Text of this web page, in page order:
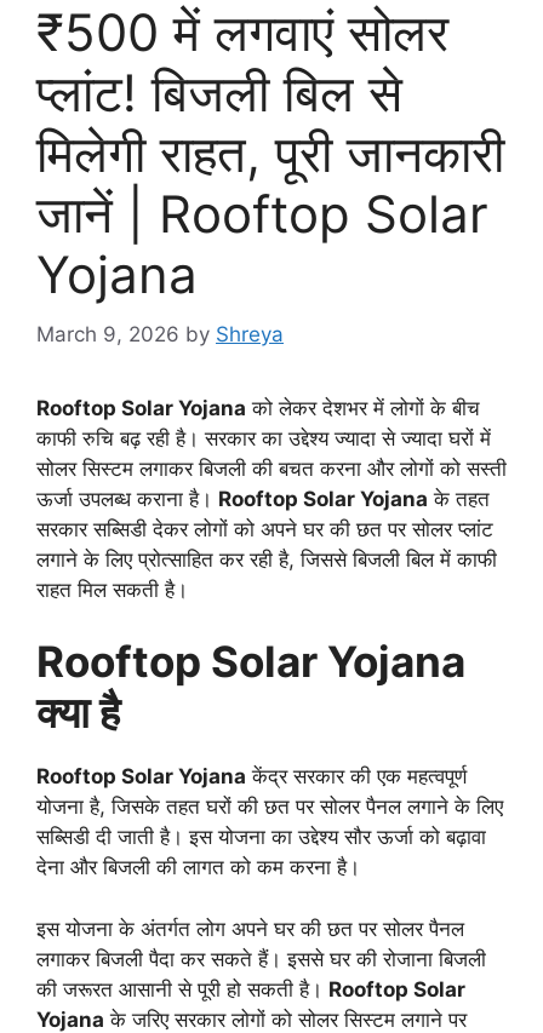
₹500 में लगवाएं सोलर
प्लांट! बिजली बिल से
मिलेगी राहत, पूरी जानकारी
जानें | Rooftop Solar
Yojana
March 9, 2026 by Shreya
Rooftop Solar Yojana को लेकर देशभर में लोगों के बीच
काफी रुचि बढ़ रही है। सरकार का उद्देश्य ज्यादा से ज्यादा घरों में
सोलर सिस्टम लगाकर बिजली की बचत करना और लोगों को सस्ती
ऊर्जा उपलब्ध कराना है। Rooftop Solar Yojana के तहत
सरकार सब्सिडी देकर लोगों को अपने घर की छत पर सोलर प्लांट
लगाने के लिए प्रोत्साहित कर रही है, जिससे बिजली बिल में काफी
राहत मिल सकती है।
Rooftop Solar Yojana
क्या है
Rooftop Solar Yojana केंद्र सरकार की एक महत्वपूर्ण
योजना है, जिसके तहत घरों की छत पर सोलर पैनल लगाने के लिए
सब्सिडी दी जाती है। इस योजना का उद्देश्य सौर ऊर्जा को बढ़ावा
देना और बिजली की लागत को कम करना है।
इस योजना के अंतर्गत लोग अपने घर की छत पर सोलर पैनल
लगाकर बिजली पैदा कर सकते हैं। इससे घर की रोजाना बिजली
की जरूरत आसानी से पूरी हो सकती है। Rooftop Solar
Yojana के जरिए सरकार लोगों को सोलर सिस्टम लगाने पर